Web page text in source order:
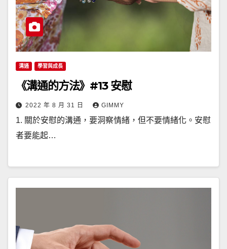
溝通 學習與成長
《溝通的方法》#13 安慰
2022 年 8 月 31 日 GIMMY
1. 關於安慰的溝通，要洞察情緒，但不要情緒化。安慰
者要能起…